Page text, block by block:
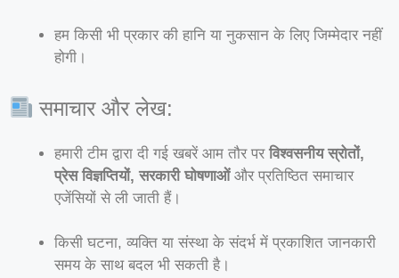
हम किसी भी प्रकार की हानि या नुकसान के लिए जिम्मेदार नहीं
होगी।
समाचार और लेख:
हमारी टीम द्वारा दी गई खबरें आम तौर पर विश्वसनीय स्रोतों,
प्रेस विज्ञप्तियों, सरकारी घोषणाओंऔर प्रतिष्ठित समाचार
एजेंसियों से ली जाती हैं।
किसी घटना, व्यक्ति या संस्था के संदर्भ में प्रकाशित जानकारी
समय के साथ बदल भी सकती है।